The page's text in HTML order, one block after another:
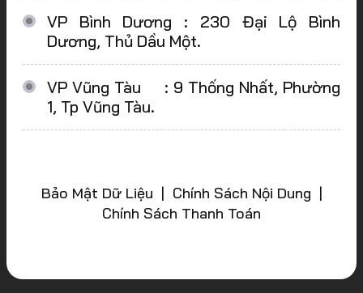
VP Bình Dương : 230 Đại Lộ Bình
Dương, Thủ Dầu Một.
VP Vũng Tàu : 9 Thống Nhất, Phường
1, Tp Vũng Tàu.
Bảo Mật Dữ Liệu | Chính Sách Nội Dung |
Chính Sách Thanh Toán